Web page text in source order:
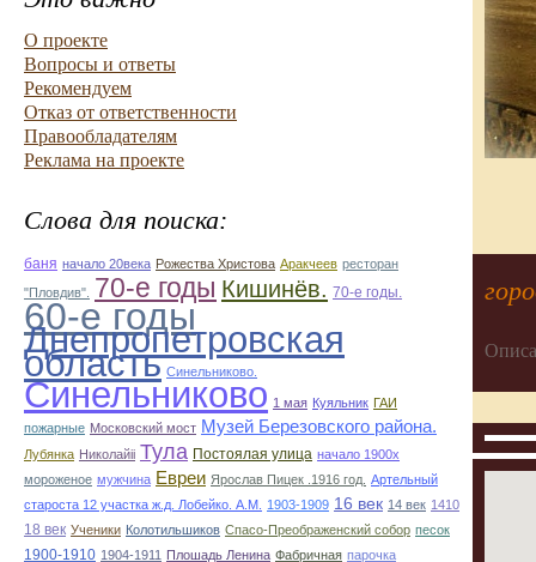
О проекте
Вопросы и ответы
Рекомендуем
Отказ от ответственности
Правообладателям
Реклама на проекте
Слова для поиска:
баня начало 20века Рожества Христова Аракчеев ресторан
"Пловдив".
70-е годы Кишинёв. 70-е годы.
60-е годы
Днепропетровская
область Синельниково.
Синельниково 1 мая Куяльник ГАИ
пожарные Московский мост Музей Березовского района.
Лубянка Николайii Тула Постоялая улица начало 1900х
мороженое мужчина Евреи Ярослав Пицек .1916 год. Артельный
староста 12 участка ж.д. Лобейко. А.М.
1903-1909 16 век 14 век 1410
18 век Ученики Колотильшиков Спасо-Преображенский собор песок
1900-1910 1904-1911 Плошадь Ленина Фабричная парочка